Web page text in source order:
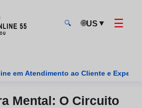
🔍 🌐US ▼ ☰
em Atendimento ao Cliente e
Mental: O Circuito